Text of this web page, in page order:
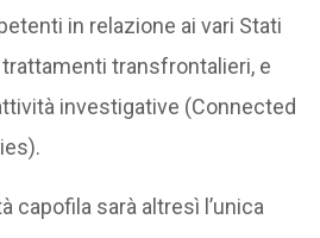
in relazione ai vari Stati
transfrontalieri, e
investigative (Connected
capofila sarà altresì l’unica